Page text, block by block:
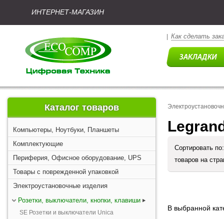
ИНТЕРНЕТ-МАГАЗИН
Как сделать
Каталог товаров
Компьютеры, Ноутбуки, Планшеты
Комплектующие
Периферия, Офисное оборудование, UPS
Товары с поврежденной упаковкой
Электроустановочные изделия
Розетки, выключатели, кнопки, клавиши
SE Розетки и выключатели Unica
Сортировать
товаров на
В выбранной